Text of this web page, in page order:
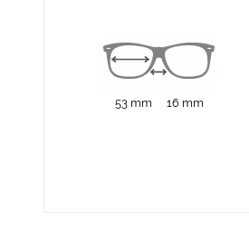
53 mm 16 mm